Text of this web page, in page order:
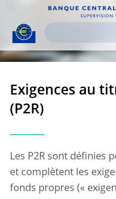
navigation
Skip
Exigences au
(P2R)
Les P2R sont définies
et complètent les
fonds propres («